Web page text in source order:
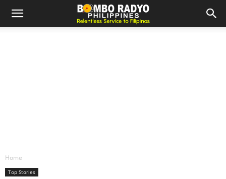
Home
Top Stories